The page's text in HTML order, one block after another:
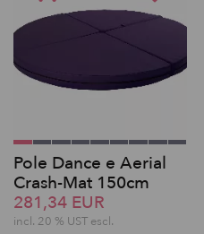
Pole Dance e Aerial
Crash-Mat 150cm
281,34 EUR
incl. 20 % UST escl.